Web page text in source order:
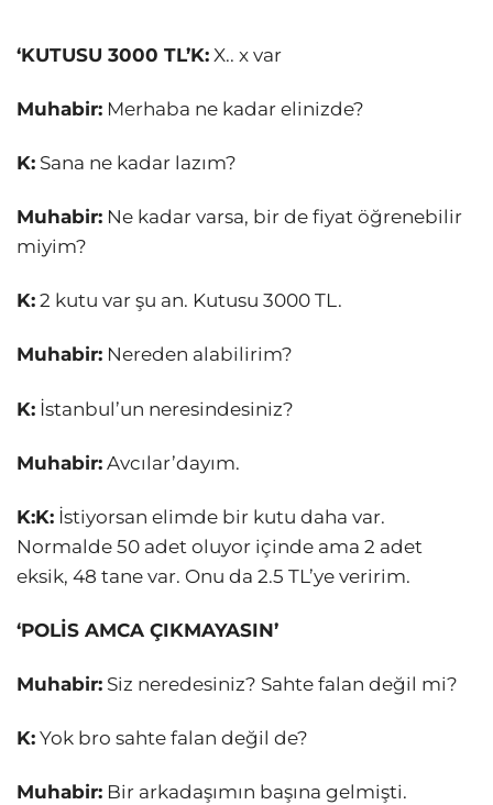
‘KUTUSU 3000 TL’K: X.. x var
Muhabir: Merhaba ne kadar elinizde?
K: Sana ne kadar lazım?
Muhabir: Ne kadar varsa, bir de fiyat öğrenebilir
miyim?
K: 2 kutu var şu an. Kutusu 3000 TL.
Muhabir: Nereden alabilirim?
K: İstanbul’un neresindesiniz?
Muhabir: Avcılar’dayım.
K:K: İstiyorsan elimde bir kutu daha var.
Normalde 50 adet oluyor içinde ama 2 adet
eksik, 48 tane var. Onu da 2.5 TL’ye veririm.
‘POLİS AMCA ÇIKMAYASIN’
Muhabir: Siz neredesiniz? Sahte falan değil mi?
K: Yok bro sahte falan değil de?
Muhabir: Bir arkadaşımın başına gelmişti.